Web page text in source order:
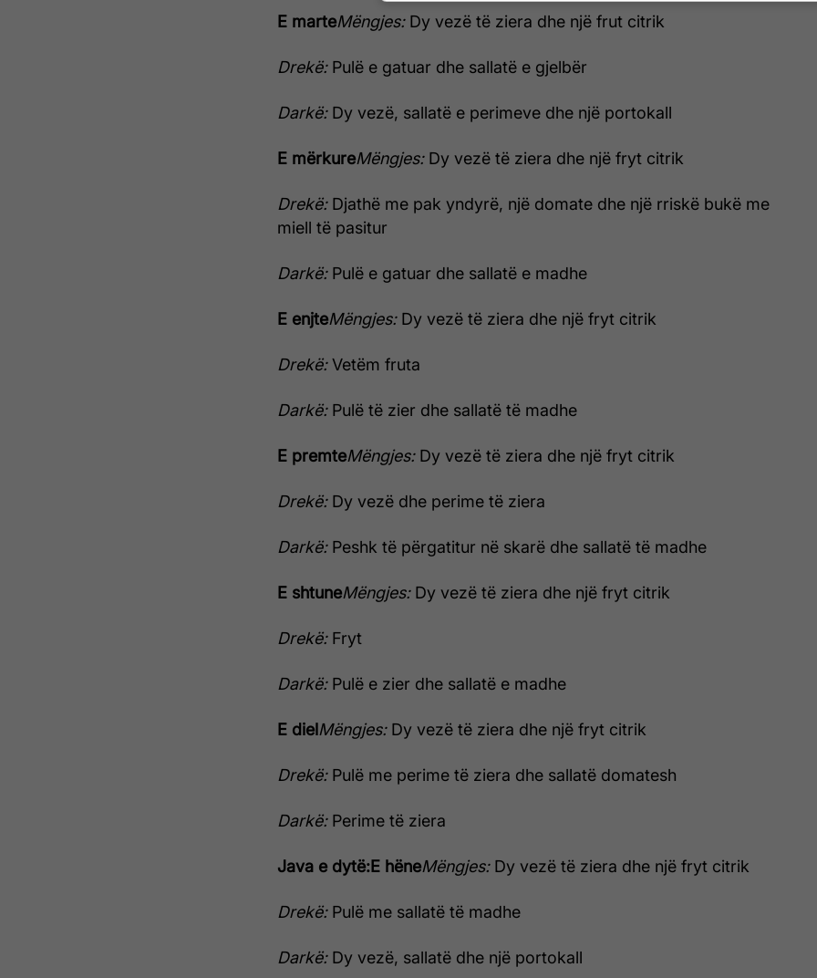
E marteMëngjes: Dy vezë të ziera dhe një frut citrik
Drekë:Pulë e gatuar dhe sallatë e gjelbër
Darkë: Dy vezë, sallatë e perimeve dhe një portokall
E mërkureMëngjes: Dy vezë të ziera dhe një fryt citrik
Drekë: Djathë me pak yndyrë, një domate dhe një rriskë bukë me
miell të pasitur
Darkë:Pulë e gatuar dhe sallatë e madhe
E enjteMëngjes: Dy vezë të ziera dhe një fryt citrik
Drekë:Vetëm fruta
Darkë: Pulë të zier dhe sallatë të madhe
E premteMëngjes: Dy vezë të ziera dhe një fryt citrik
Drekë: Dy vezë dhe perime të ziera
Darkë:Peshk të përgatitur në skarë dhe sallatë të madhe
E shtuneMëngjes: Dy vezë të ziera dhe një fryt citrik
Drekë: Fryt
Darkë:Pulë e zier dhe sallatë e madhe
E diel Mëngjes: Dy vezë të ziera dhe një fryt citrik
Drekë:Pulë me perime të ziera dhe sallatë domatesh
Darkë: Perime të ziera
Java e dytë:E hëneMëngjes: Dy vezë të ziera dhe një fryt citrik
Drekë: Pulë me sallatë të madhe
Darkë: Dy vezë, sallatë dhe një portokall